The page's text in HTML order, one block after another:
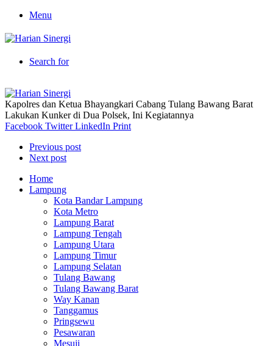
Menu
Search for
Kapolres dan Ketua Bhayangkari Cabang Tulang Bawang Barat
Lakukan Kunker di Dua Polsek, Ini Kegiatannya
Facebook Twitter LinkedIn Print
Previous post
Next post
Home
Lampung
Kota Bandar Lampung
Kota Metro
Lampung Barat
Lampung Tengah
Lampung Utara
Lampung Timur
Lampung Selatan
Tulang Bawang
Tulang Bawang Barat
Way Kanan
Tanggamus
Pringsewu
Pesawaran
Mesuji